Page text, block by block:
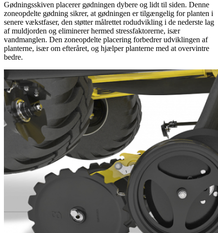
Gødningsskiven placerer gødningen dybere og lidt til siden. Denne
zoneopdelte gødning sikrer, at gødningen er tilgængelig for planten i
senere vækstfaser, den støtter målrettet rodudvikling i de nederste lag
af muldjorden og eliminerer hermed stressfaktorerne, især
vandmanglen. Den zoneopdelte placering forbedrer udviklingen af
planterne, især om efteråret, og hjælper planterne med at overvintre
bedre.